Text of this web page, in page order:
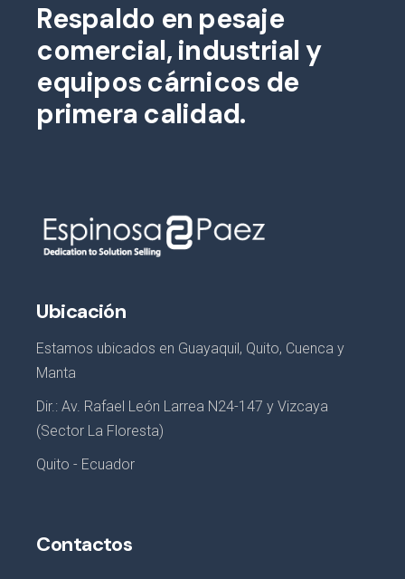
Respaldo en pesaje
comercial, industrial y
equipos cárnicos de
primera calidad.
Ubicación
Estamos ubicados en Guayaquil, Quito, Cuenca y
Manta
Dir.: Av. Rafael León Larrea N24-147 y Vizcaya
(Sector La Floresta)
Quito - Ecuador
Contactos